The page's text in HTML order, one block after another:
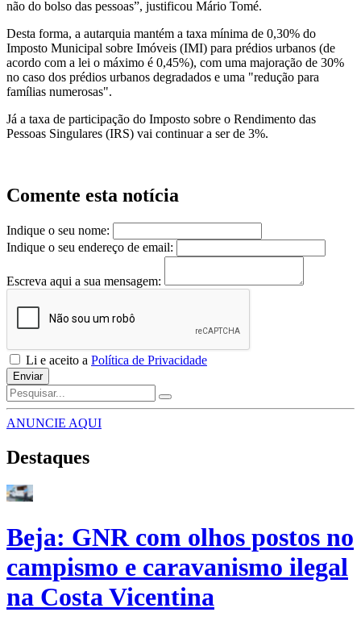
não do bolso das pessoas”, justificou Mário Tomé.
Desta forma, a autarquia mantém a taxa mínima de 0,30% do
Imposto Municipal sobre Imóveis (IMI) para prédios urbanos (de
acordo com a lei o máximo é 0,45%), com uma majoração de 30%
no caso dos prédios urbanos degradados e uma "redução para
famílias numerosas".
Já a taxa de participação do Imposto sobre o Rendimento das
Pessoas Singulares (IRS) vai continuar a ser de 3%.
Comente esta notícia
Indique o seu nome:
Indique o seu endereço de email:
Escreva aqui a sua mensagem:
Li e aceito a Política de Privacidade
Enviar
ANUNCIE AQUI
Destaques
Beja: GNR com olhos postos no
campismo e caravanismo ilegal
na Costa Vicentina